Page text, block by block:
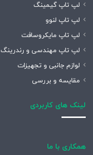
لپ تاپ گیمینگ
لپ تاپ لنوو
لپ تاپ مایکروسافت
لپ تاپ مهندسی و رندرینگ
لوازم جانبی و تجهیزات
مقایسه و بررسی
لینک های کاربردی
همکاری با ما